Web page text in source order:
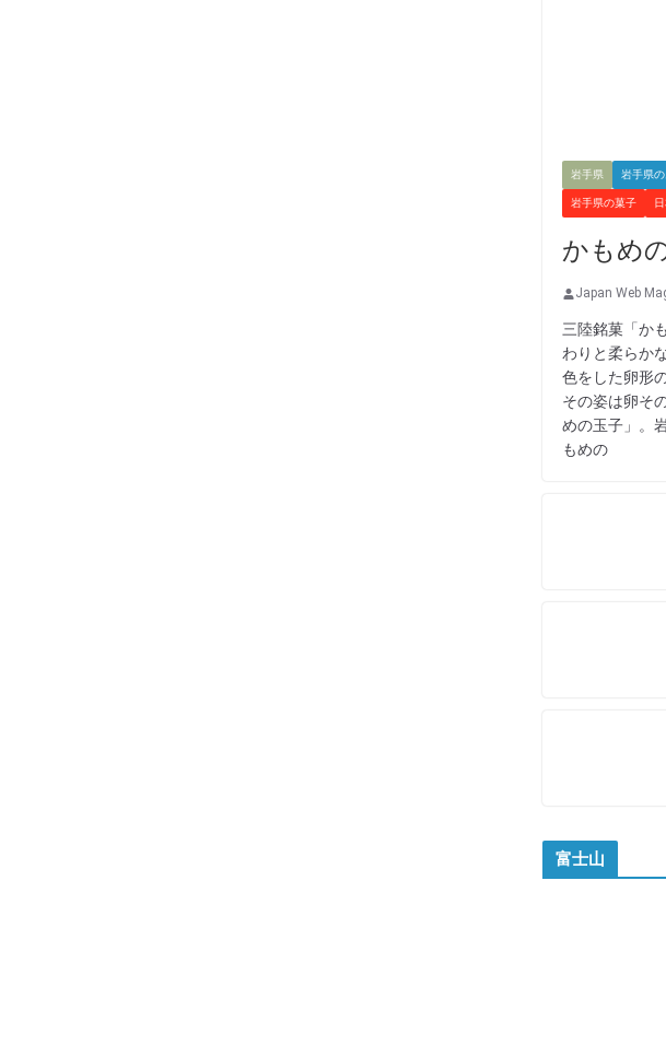
岩手県 岩手県
岩手県の菓子
かもめ
Japan Web
三陸銘菓「か
わりと柔らか
色をした卵形
その姿は卵そ
めの玉子」。
もめの
富士山